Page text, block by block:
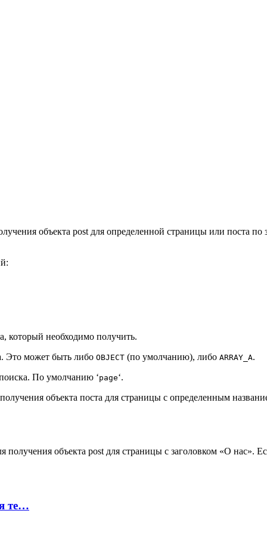
объекта post для определенной страницы или поста
который необходимо получить.
Это может быть либо OBJECT (по умолчанию), либо ARRAY_A.
По умолчанию ‘page‘.
объекта поста для страницы с определенным
получения объекта post для страницы с заголовком «О нас».
те…